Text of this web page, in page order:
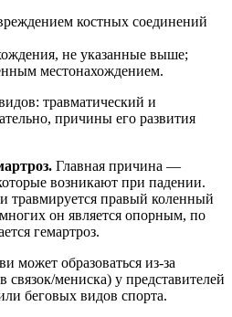
костных соединений
не указанные выше;
местонахождением.
травматический и
причины его развития
Главная причина —
возникают при падении.
травмируется правый коленный
он является опорным, по
гемартроз.
может образоваться из-за
мениска) у представителей
беговых видов спорта.